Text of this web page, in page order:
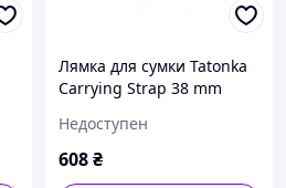
Лямка для сумки Tatonka
Carrying Strap 38 mm
Недоступен
608₴